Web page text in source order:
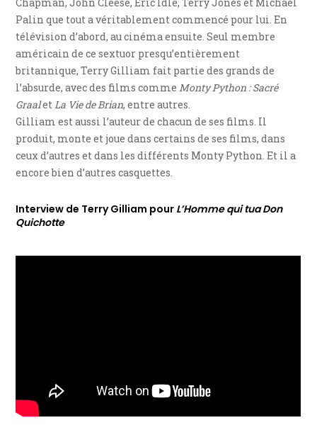
Palin que tout a véritablement commencé pour lui. En
télévision d’abord, au cinéma ensuite. Seul membre
américain de ce sextuor presqu’entièrement
britannique, Terry Gilliam fait partie des grands de
l’absurde, avec des films comme Monty Python : Sacré
Graalet La Vie de Brian, entre autres.
Gilliam est aussi l’auteur de chacun de ses films. Il
produit, monte et joue dans certains de ses films, dans
ceux d’autres et dans les différents Monty Python. Et il a
encore bien d’autres casquettes.
Interview de Terry Gilliam pour L’Homme qui tua Don
Quichotte